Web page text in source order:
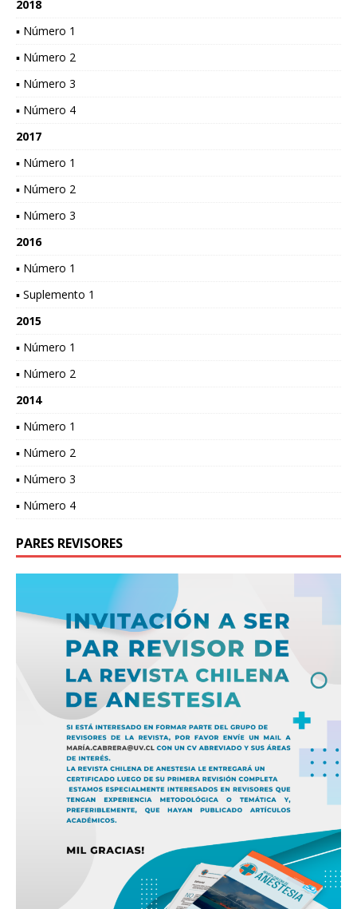
2018
▪ Número 1
▪ Número 2
▪ Número 3
▪ Número 4
2017
▪ Número 1
▪ Número 2
▪ Número 3
2016
▪ Número 1
▪ Suplemento 1
2015
▪ Número 1
▪ Número 2
2014
▪ Número 1
▪ Número 2
▪ Número 3
▪ Número 4
PARES REVISORES